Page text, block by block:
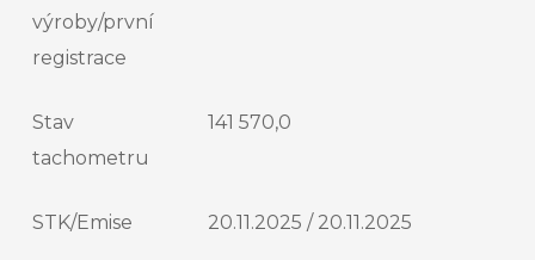
výroby/první
registrace
Stav
tachometru
141 570,0
STK/Emise 20.11.2025 / 20.11.2025